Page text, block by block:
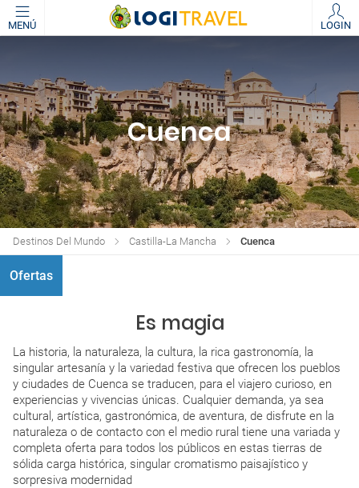
MENÚ LOGIN
Cuenca
Cuenca
Castilla-La Mancha
Destinos Del Mundo
Ofertas
Es magia
La historia, la naturaleza, la cultura, la rica gastronomía, la
singular artesanía y la variedad festiva que ofrecen los pueblos
y ciudades de Cuenca se traducen, para el viajero curioso, en
experiencias y vivencias únicas. Cualquier demanda, ya sea
cultural, artística, gastronómica, de aventura, de disfrute en la
naturaleza o de contacto con el medio rural tiene una variada y
completa oferta para todos los públicos en estas tierras de
sólida carga histórica, singular cromatismo paisajístico y
sorpresiva modernidad